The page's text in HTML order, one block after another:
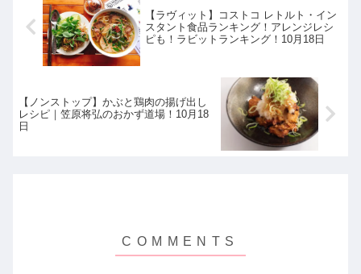
【ラヴィット】コストコ レトルト・イン
スタント食品ランキング！アレンジレシ
ピも！ラビットランキング！10月18日
【ノンストップ】かぶと鶏肉の揚げ出し
レシピ｜笠原将弘のおかず道場！10月18
日